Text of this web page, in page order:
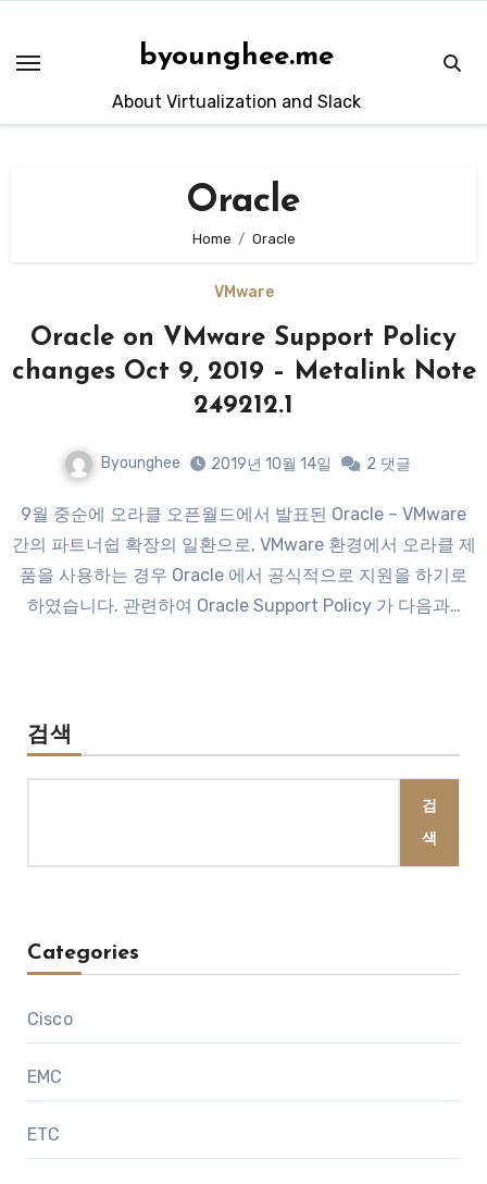
content
byounghee.me
About Virtualization and Slack
Oracle
Home Oracle
VMware
Oracle on VMware Support Policy
changes Oct 9, 2019 – Metalink Note
249212.1
Byounghee 2019년 10월 14일 2 댓글
9월 중순에 오라클 오픈월드에서 발표된 Oracle – VMware
간의 파트너쉽 확장의 일환으로, VMware 환경에서 오라클 제
품을 사용하는 경우 Oracle 에서 공식적으로 지원을 하기로
하였습니다. 관련하여 Oracle Support Policy 가 다음과…
검색
검
색
Categories
Cisco
EMC
ETC